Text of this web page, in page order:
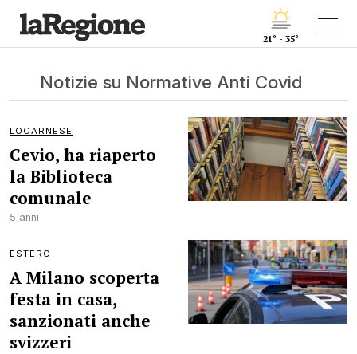
21° - 35°
Notizie su Normative Anti Covid
LOCARNESE
Cevio, ha riaperto
la Biblioteca
comunale
5 anni
ESTERO
A Milano scoperta
festa in casa,
sanzionati anche
svizzeri